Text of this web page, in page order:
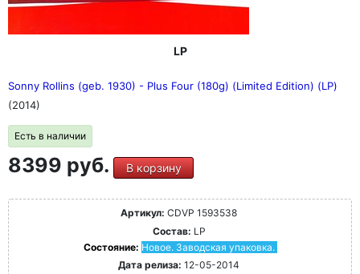
LP
Sonny Rollins (geb. 1930) - Plus Four (180g) (Limited Edition) (LP)
(2014)
Есть в наличии
8399 руб. В корзину
Артикул: CDVP 1593538
Состав: LP
Состояние: Новое. Заводская упаковка.
Дата релиза: 12-05-2014